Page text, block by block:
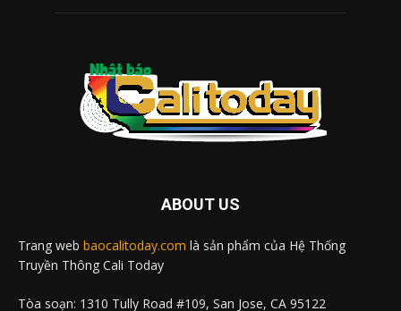
ABOUT US
Trang web baocalitoday.com là sản phẩm của Hệ Thống
Truyền Thông Cali Today
Tòa soạn: 1310 Tully Road #109, San Jose, CA 95122